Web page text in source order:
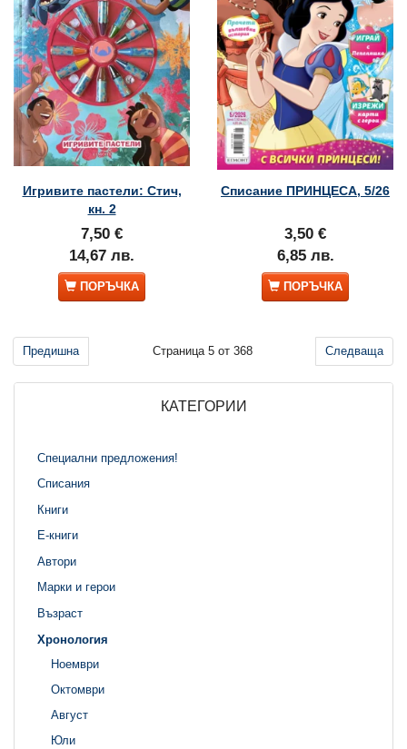
Игривите пастели: Стич,
кн. 2
7,50 €
14,67 лв.
ПОРЪЧКА
Списание ПРИНЦЕСА, 5/26
3,50 €
6,85 лв.
ПОРЪЧКА
Предишна Страница 5 от 368 Следваща
КАТЕГОРИИ
Специални предложения!
Списания
Книги
Е-книги
Автори
Марки и герои
Възраст
Хронология
Ноември
Октомври
Август
Юли